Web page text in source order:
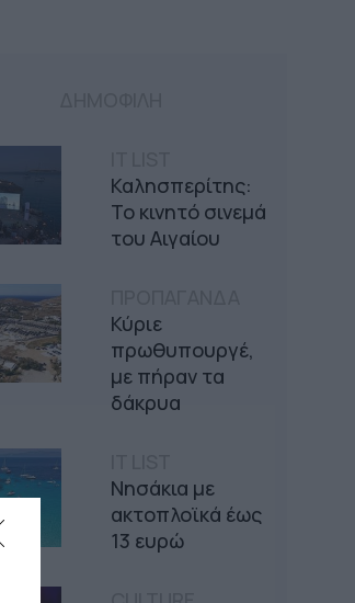
Καλησπερίτης:
Το κινητό σινεμά
του Αιγαίου
Κύριε
πρωθυπουργέ,
με πήραν τα
δάκρυα
Νησάκια με
ακτοπλοϊκά έως
13 ευρώ